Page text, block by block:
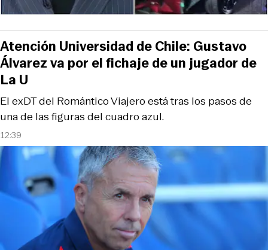
12:39
El exDT del Romántico Viajero está tras los pasos de
una de las figuras del cuadro azul.
Atención Universidad de Chile: Gustavo
Álvarez va por el fichaje de un jugador de
La U